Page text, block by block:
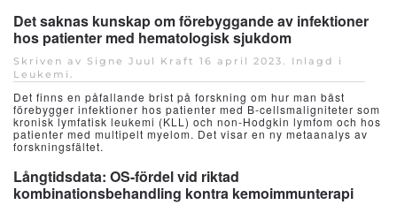
Det saknas kunskap om förebyggande av infektioner
hos patienter med hematologisk sjukdom
Skriven av Signe Juul Kraft 16 april 2023. Inlagd i
Leukemi .
Det finns en påfallande brist på forskning om hur man bäst
förebygger infektioner hos patienter med B-cellsmaligniteter som
kronisk lymfatisk leukemi (KLL) och non-Hodgkin lymfom och hos
patienter med multipelt myelom. Det visar en ny metaanalys av
forskningsfältet.
Långtidsdata: OS-fördel vid riktad
kombinationsbehandling kontra kemoimmunterapi